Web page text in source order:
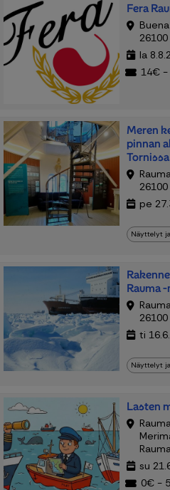
Fera
la
14€
Meren
pinnan
Tornissa
pe
Näyttelyt
Rauma
ti
Näyttelyt
Lasten
su
0€ -